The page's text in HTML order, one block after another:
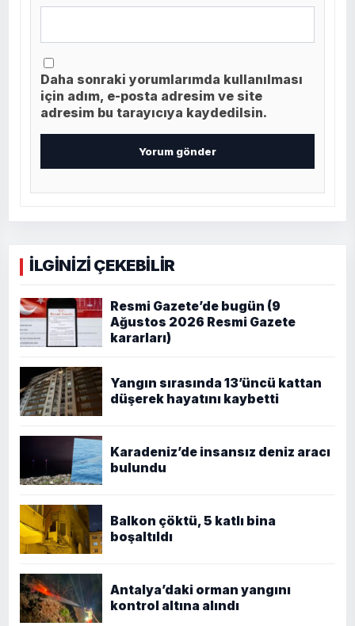
Daha sonraki yorumlarımda kullanılması
için adım, e-posta adresim ve site
adresim bu tarayıcıya kaydedilsin.
İLGİNİZİ ÇEKEBİLİR
Resmi Gazete’de bugün (9
Ağustos 2026 Resmi Gazete
kararları)
Yangın sırasında 13’üncü kattan
düşerek hayatını kaybetti
Karadeniz’de insansız deniz aracı
bulundu
Balkon çöktü, 5 katlı bina
boşaltıldı
Antalya’daki orman yangını
kontrol altına alındı